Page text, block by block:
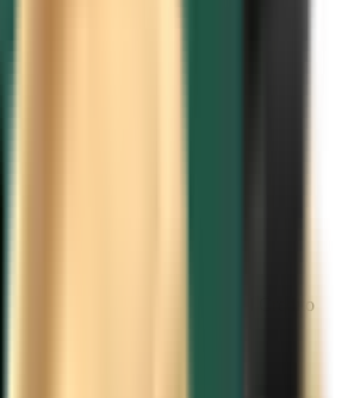
gli Avvisi tariffe, utilizza il Credito
personalizzata.